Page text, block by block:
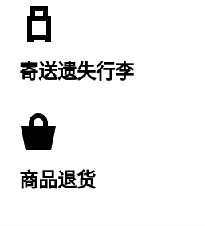
寄送遗失行李
商品退货